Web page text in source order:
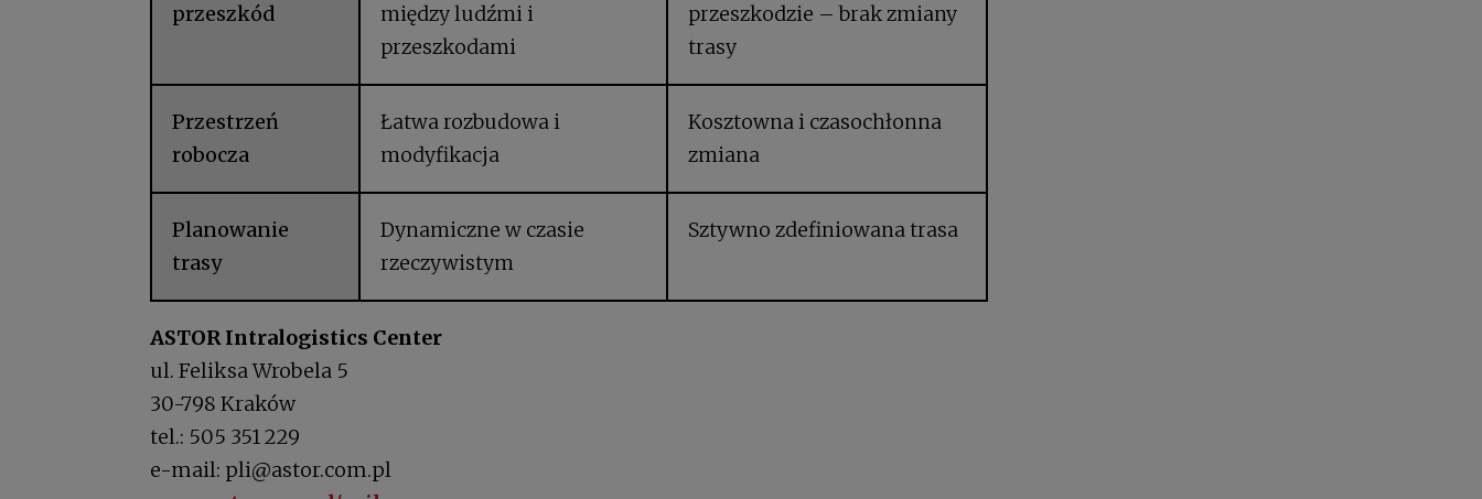
przeszkód
między ludźmi i
przeszkodami
przeszkodzie – brak zmiany
trasy
Przestrzeń
robocza
Łatwa rozbudowa i
modyfikacja
Kosztowna i czasochłonna
zmiana
Planowanie
trasy
Dynamiczne w czasie
rzeczywistym
Sztywno zdefiniowana trasa
ASTOR Intralogistics Center
ul. Feliksa Wrobela 5
30-798 Kraków
tel.: 505 351 229
e-mail: pli@astor.com.pl